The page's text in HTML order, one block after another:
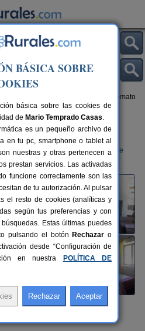
> Alojamiento Rural Economato
(Jaén)
10+3 plazas
119 km de
BÁSICA SOBRE
básica sobre las cookies de
de Mario Temprado Casas.
es un pequeño archivo de
en tu pc, smartphone o tablet al
nuestras y otras pertenecen a
prestan servicios. Las activadas
funcione correctamente son las
de tu autorización. Al pulsar
el resto de cookies (analíticas y
según tus preferencias y con
Estas últimas puedes
pulsando el botón Rechazar o
desde “Configuración de
en nuestra
POLÍTICA DE